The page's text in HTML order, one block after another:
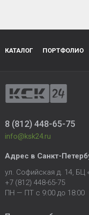
КАТАЛОГ ПОРТФОЛИО
8 (812) 448-65-75
info@ksk24.ru
Адрес в Санкт-
ул. Софийская д. 14,
+7 (812) 448-65-75
ПН — ПТ с 9:00 до 18:00